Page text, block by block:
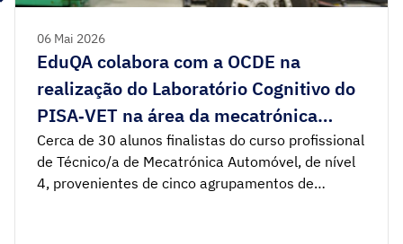
06 Mai 2026
EduQA colabora com a OCDE na
realização do Laboratório Cognitivo do
PISA‑VET na área da mecatrónica
automóvel
Cerca de 30 alunos finalistas do curso profissional
de Técnico/a de Mecatrónica Automóvel, de nível
4, provenientes de cinco agrupamentos de